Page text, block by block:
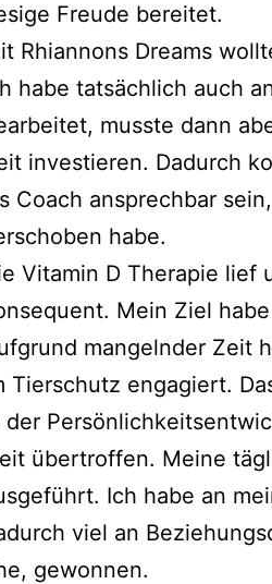
Freude bereitet.
Rhiannons Dreams
habe tatsächlich auch
musste dann
investieren. Dadurch
Coach ansprechbar
habe.
Vitamin D Therapie lief
Mein Ziel
mangelnder Zeit
Tierschutz engagiert.
der
übertroffen. Meine
Ich habe an
viel an
gewonnen.